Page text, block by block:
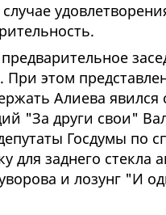
этом
Алиева явился
"За други свои"
Госдумы по
для заднего
и лозунг "И